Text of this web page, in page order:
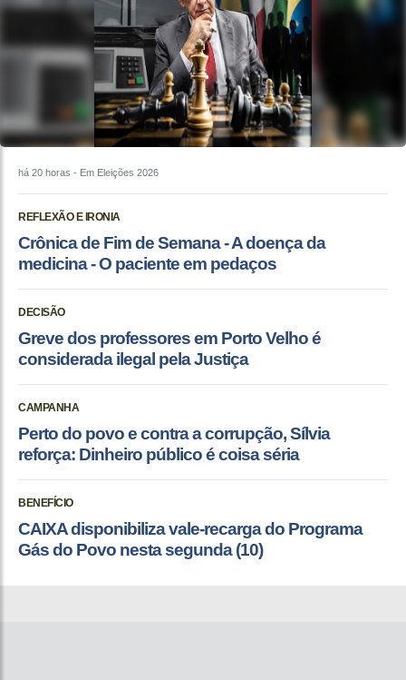
há 20 horas - Em Eleições 2026
REFLEXÃO E IRONIA
Crônica de Fim de Semana - A doença da
medicina - O paciente em pedaços
DECISÃO
Greve dos professores em Porto Velho é
considerada ilegal pela Justiça
CAMPANHA
Perto do povo e contra a corrupção, Sílvia
reforça: Dinheiro público é coisa séria
BENEFÍCIO
CAIXA disponibiliza vale-recarga do Programa
Gás do Povo nesta segunda (10)